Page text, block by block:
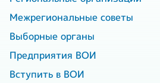
Межрегиональные советы
Выборные органы
Предприятия ВОИ
Вступить в ВОИ